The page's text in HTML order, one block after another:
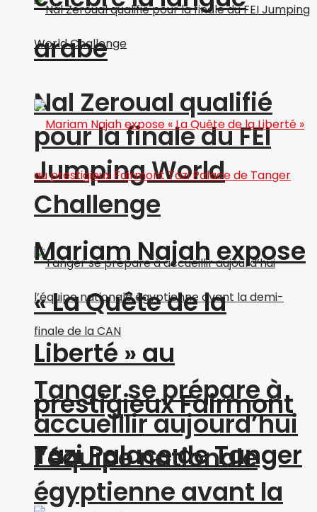
Nal Zeroual qualifié
pour la finale du FEI
Jumping World
Challenge
Tanger se prépare à
accueillir aujourd’hui
l’équipe nationale
égyptienne avant la
arabe
Mariam Najah expose
« La Quête de la
Liberté » au
prestigieux Fairmont
Tazi Palace de Tanger